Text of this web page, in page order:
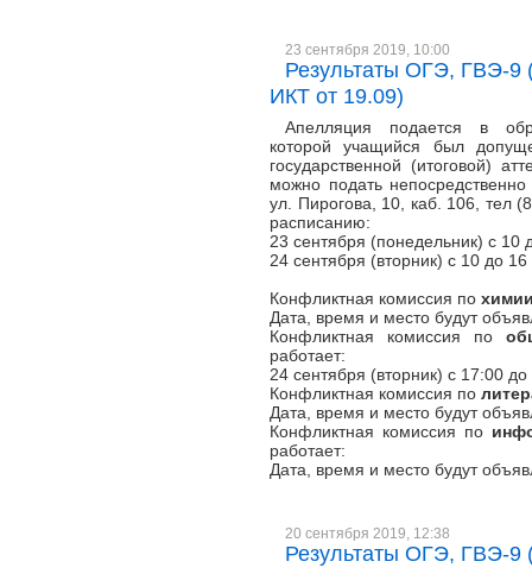
23 сентября 2019, 10:00
Результаты ОГЭ, ГВЭ-9
ИКТ от 19.09)
Апелляция подается в
которой учащийся был
государственной (итоговой)
можно подать
ул. Пирогова, 10, каб. 106, тел
расписанию:
23 сентября (понедельник) с 10
24 сентября (вторник) с 10 до 16
Конфликтная комиссия по
Дата, время и место будут
Конфликтная комиссия по
работает:
24 сентября (вторник) с 17:00
Конфликтная комиссия по
Дата, время и место будут
Конфликтная комиссия по
работает:
Дата, время и место будут
20 сентября 2019, 12:38
Результаты ОГЭ, ГВЭ-9